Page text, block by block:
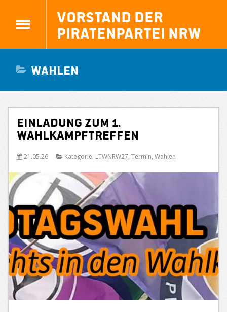
Vorstand der
Piratenpartei NRW
Wahlen
Einladung zum 1.
Wahlkampftreffen
21.05.26 Kategorie: LTWNRW27, Termin, Wahlen